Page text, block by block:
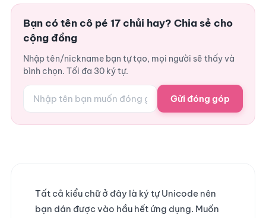
Bạn có tên cô pé 17 chủi hay? Chia sẻ cho
cộng đồng
Nhập tên/nickname bạn tự tạo, mọi người sẽ thấy và
bình chọn. Tối đa 30 ký tự.
Gửi đóng góp
Tất cả kiểu chữ ở đây là ký tự Unicode nên
bạn dán được vào hầu hết ứng dụng. Muốn